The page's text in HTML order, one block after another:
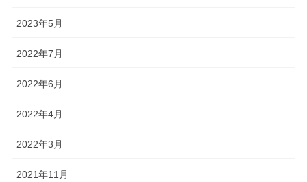
2023年5月
2022年7月
2022年6月
2022年4月
2022年3月
2021年11月